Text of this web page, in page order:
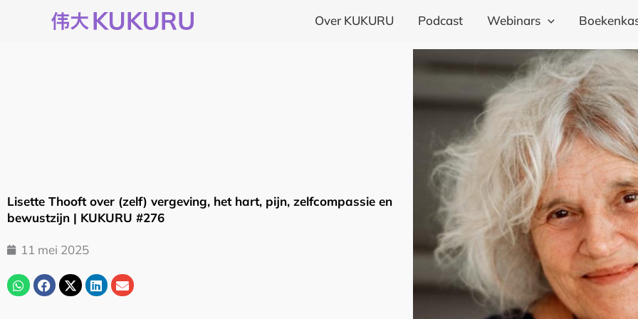
Over KUKURU Podcast Webinars
Lisette Thooft over (zelf) vergeving, het hart, pijn, zelfcompassie en
bewustzijn | KUKURU #276
11 mei 2025